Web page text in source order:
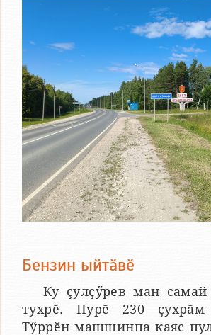
Бензин ыйтӑвӗ
Ку ҫулҫӳрев ман
тухрӗ. Пурӗ 230
Тӳррӗн машшинпа каяс